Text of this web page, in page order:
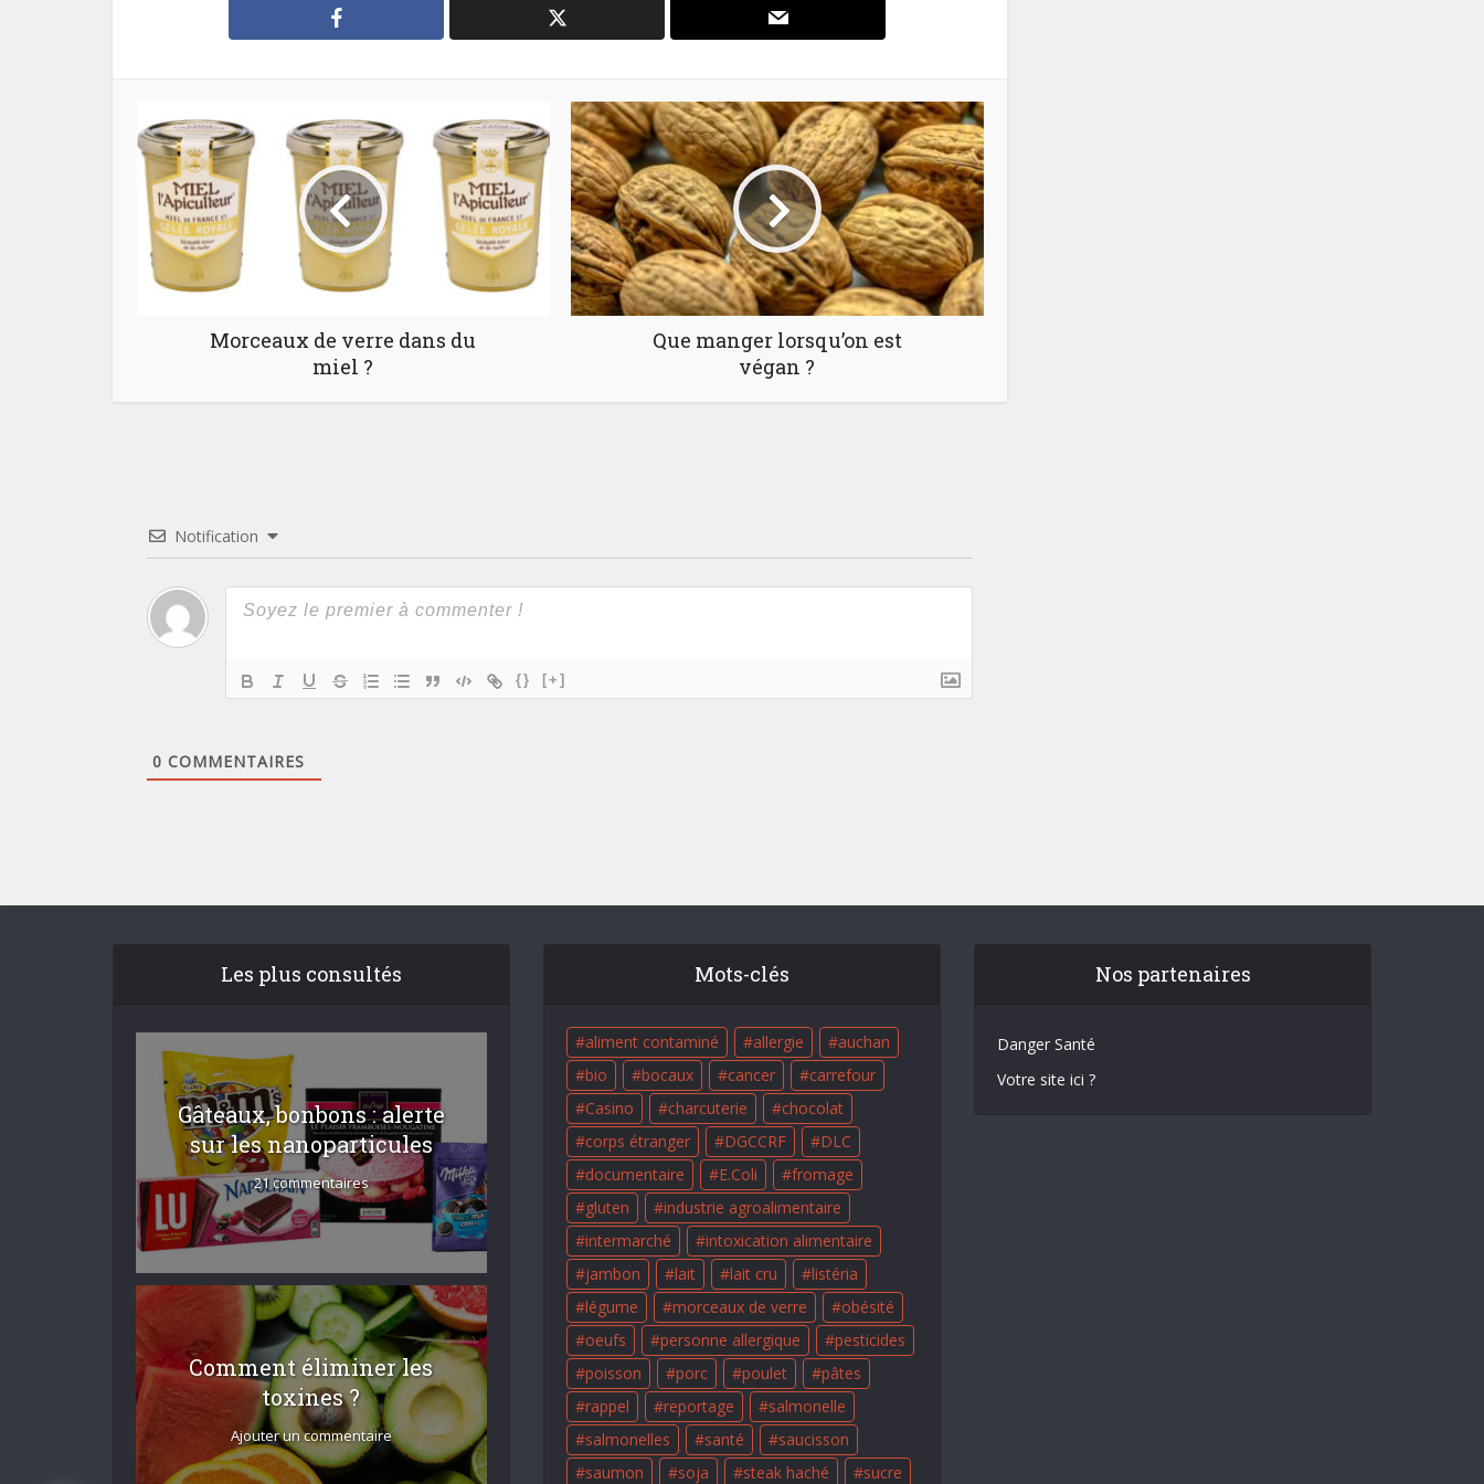
Morceaux de verre dans du
miel ?
Que manger lorsqu’on est
végan ?
Notification
{} [+]
0 COMMENTAIRES
Les plus consultés
Gâteaux, bonbons : alerte
sur les nanoparticules
21 commentaires
Comment éliminer les
toxines ?
Ajouter un commentaire
Mots-clés
aliment contaminé allergie
auchan
bio
bocaux cancer
carrefour
Casino
charcuterie
chocolat
corps étranger
DGCCRF
DLC
documentaire
E.Coli
fromage
gluten
industrie agroalimentaire
intermarché
intoxication alimentaire
jambon
lait lait cru
listéria
légume
morceaux de verre
obésité
oeufs
personne allergique
pesticides
poisson
porc poulet
pâtes
rappel
reportage
salmonelle
salmonelles
santé
saucisson
saumon
soja steak haché sucre
Nos partenaires
Danger Santé
Votre site ici ?